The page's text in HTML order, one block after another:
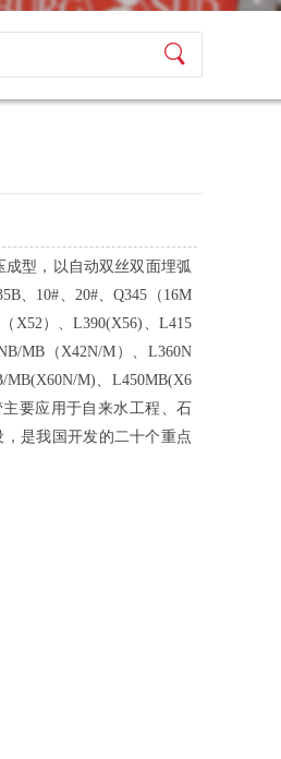
型，以自动双丝双面埋弧
、10#、20#、Q345（16M
X52）、L390(X56)、L415
MB（X42N/M）、L360N
MB(X60N/M)、L450MB(X6
要应用于自来水工程、石
是我国开发的二十个重点